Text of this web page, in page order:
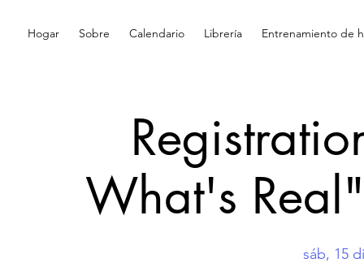
Hogar Sobre Calendario Librería Entrenamiento de
What's
sáb, 15